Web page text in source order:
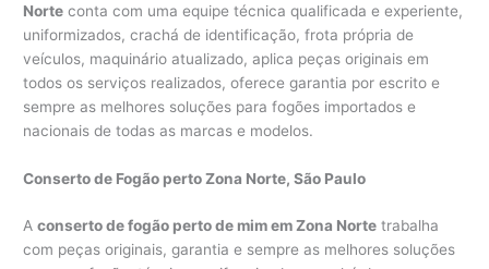
Norte conta com uma equipe técnica qualificada e experiente,
uniformizados, crachá de identificação, frota própria de
veículos, maquinário atualizado, aplica peças originais em
todos os serviços realizados, oferece garantia por escrito e
sempre as melhores soluções para fogões importados e
nacionais de todas as marcas e modelos.
Conserto de Fogão perto Zona Norte, São Paulo
Aconserto de fogão perto de mim em Zona Norte trabalha
com peças originais, garantia e sempre as melhores soluções